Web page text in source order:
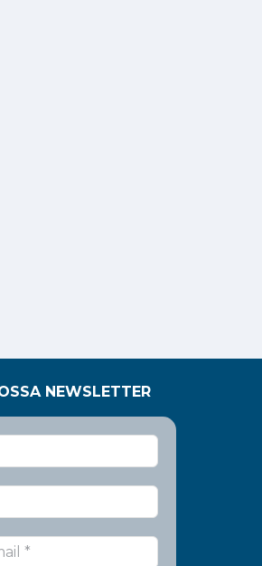
NEWSLETTER